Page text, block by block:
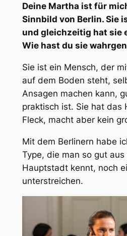
Deine Martha ist für
Sinnbild von Berlin. Sie
und gleichzeitig hat sie
Wie hast du sie
Sie ist ein Mensch, der
auf dem Boden steht,
Ansagen machen kann,
praktisch ist. Sie hat das
Fleck, macht aber kein
Mit dem Berlinern habe
Type, die man so gut
Hauptstadt kennt, noch
unterstreichen.